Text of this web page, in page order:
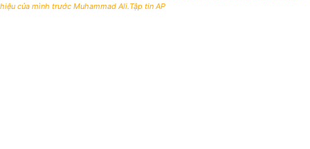
hiệu của mình trước Muhammad Ali.Tập tin AP